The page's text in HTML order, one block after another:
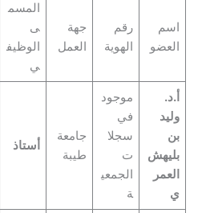
اسم
العضو
رقم
الهوية
جهة
العمل
المسم
ى
الوظيف
ي
أ.د.
وليد
بن
بليهش
العمر
ي
موجود
في
سجلا
ت
الجمعي
ة
جامعة
طيبة
أستاذ